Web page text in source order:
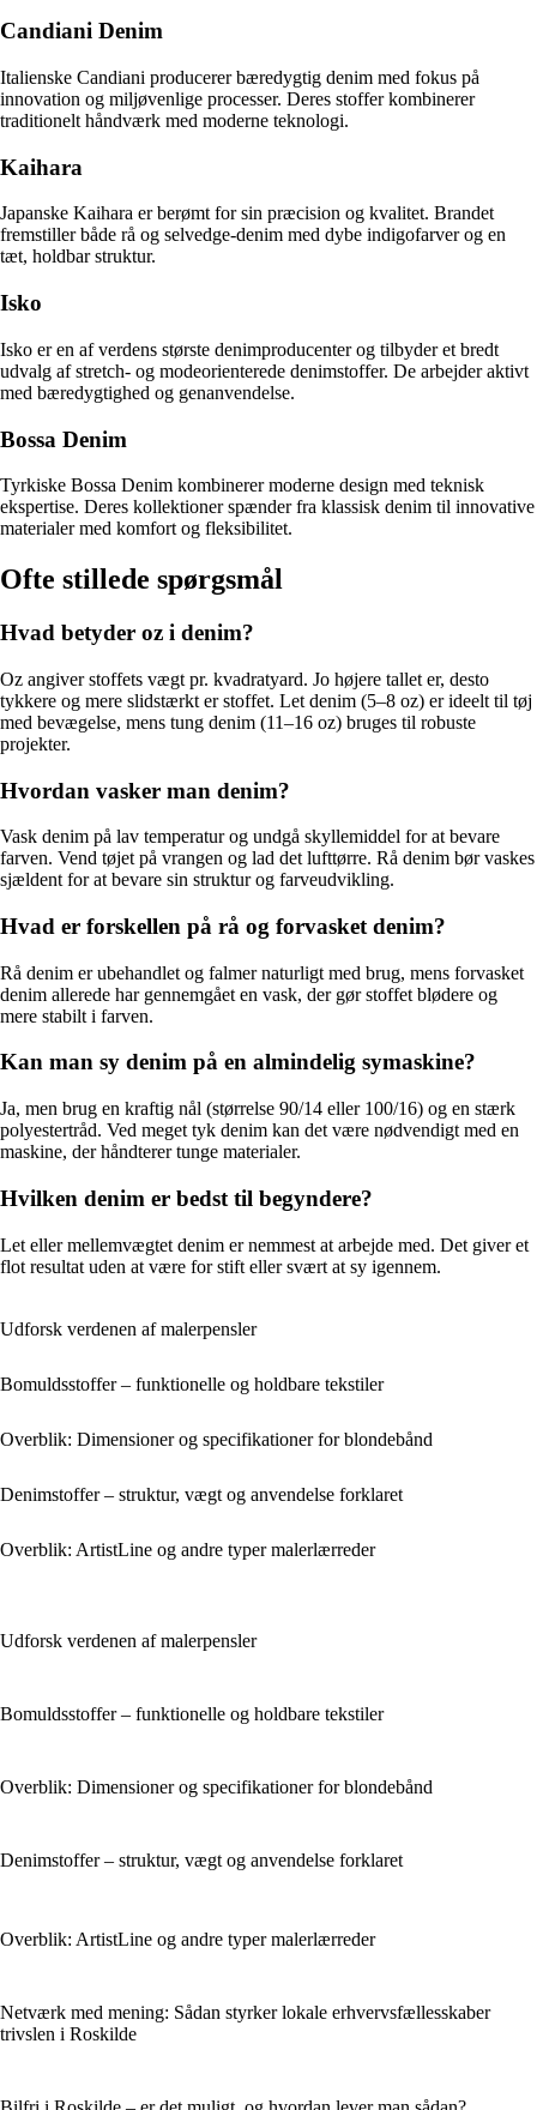
Candiani Denim
Italienske Candiani producerer bæredygtig denim med fokus på
innovation og miljøvenlige processer. Deres stoffer kombinerer
traditionelt håndværk med moderne teknologi.
Kaihara
Japanske Kaihara er berømt for sin præcision og kvalitet. Brandet
fremstiller både rå og selvedge-denim med dybe indigofarver og en
tæt, holdbar struktur.
Isko
Isko er en af verdens største denimproducenter og tilbyder et bredt
udvalg af stretch- og modeorienterede denimstoffer. De arbejder aktivt
med bæredygtighed og genanvendelse.
Bossa Denim
Tyrkiske Bossa Denim kombinerer moderne design med teknisk
ekspertise. Deres kollektioner spænder fra klassisk denim til innovative
materialer med komfort og fleksibilitet.
Ofte stillede spørgsmål
Hvad betyder oz i denim?
Oz angiver stoffets vægt pr. kvadratyard. Jo højere tallet er, desto
tykkere og mere slidstærkt er stoffet. Let denim (5–8 oz) er ideelt til tøj
med bevægelse, mens tung denim (11–16 oz) bruges til robuste
projekter.
Hvordan vasker man denim?
Vask denim på lav temperatur og undgå skyllemiddel for at bevare
farven. Vend tøjet på vrangen og lad det lufttørre. Rå denim bør vaskes
sjældent for at bevare sin struktur og farveudvikling.
Hvad er forskellen på rå og forvasket denim?
Rå denim er ubehandlet og falmer naturligt med brug, mens forvasket
denim allerede har gennemgået en vask, der gør stoffet blødere og
mere stabilt i farven.
Kan man sy denim på en almindelig symaskine?
Ja, men brug en kraftig nål (størrelse 90/14 eller 100/16) og en stærk
polyestertråd. Ved meget tyk denim kan det være nødvendigt med en
maskine, der håndterer tunge materialer.
Hvilken denim er bedst til begyndere?
Let eller mellemvægtet denim er nemmest at arbejde med. Det giver et
flot resultat uden at være for stift eller svært at sy igennem.
Udforsk verdenen af malerpensler
Bomuldsstoffer – funktionelle og holdbare tekstiler
Overblik: Dimensioner og specifikationer for blondebånd
Denimstoffer – struktur, vægt og anvendelse forklaret
Overblik: ArtistLine og andre typer malerlærreder
Udforsk verdenen af malerpensler
Bomuldsstoffer – funktionelle og holdbare tekstiler
Overblik: Dimensioner og specifikationer for blondebånd
Denimstoffer – struktur, vægt og anvendelse forklaret
Overblik: ArtistLine og andre typer malerlærreder
Netværk med mening: Sådan styrker lokale erhvervsfællesskaber
trivslen i Roskilde